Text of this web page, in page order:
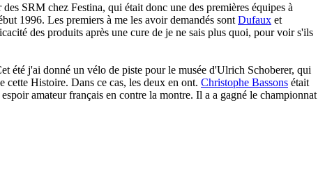
SRM chez Festina, qui était donc une des premières équipes à
1996. Les premiers à me les avoir demandés sont Dufaux et
des produits après une cure de je ne sais plus quoi, pour voir s'ils
été j'ai donné un vélo de piste pour le musée d'Ulrich Schoberer, qui
Histoire. Dans ce cas, les deux en ont. Christophe Bassons était
amateur français en contre la montre. Il a a gagné le championnat